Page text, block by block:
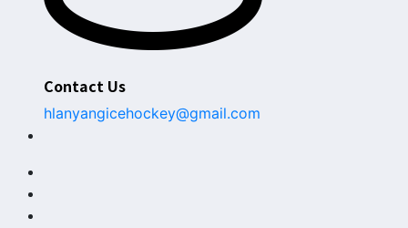
Contact Us
hlanyangicehockey@gmail.com